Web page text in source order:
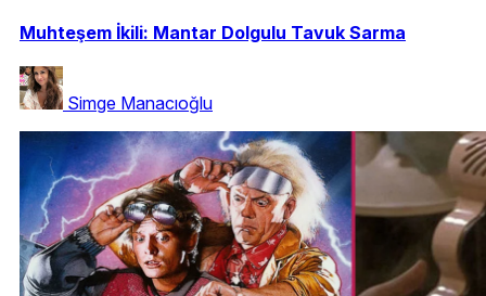
Muhteşem İkili: Mantar Dolgulu Tavuk Sarma
Simge Manacıoğlu